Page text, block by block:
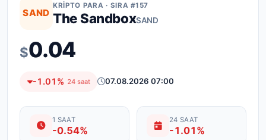
SAND
KRIPTO PARA · SIRA #157
The SandboxSAND
$0.04
-1.01% 24 saat 07.08.2026 07:00
1 SAAT
-0.54%
24 SAAT
-1.01%